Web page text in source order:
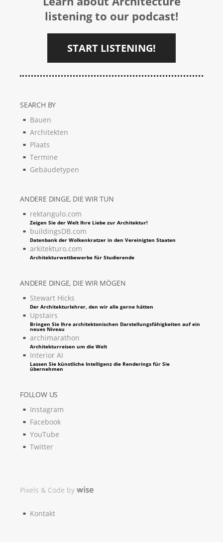
listening to our podcast!
START LISTENING!
SEARCH BY
Bauen
Architekten
Plaats
Termine
Gebäudetypen
ANDERE DINGE, DIE WIR TUN
rektangulo.com
Zeigen Sie der Welt Ihre Liebe zur Architektur!
buildingsDB.com
Datenbank der Wolkenkratzer in den Vereinigten Staaten
arkitekturo.com
Architekturwettbewerbe für Studierende
ANDERE DINGE, DIE WIR MÖGEN
Stewart Hicks
Der Architekturlehrer, den wir alle gerne hätten
Upstairs
Bringen Sie Ihre architektonischen Darstellungsfähigkeiten auf ein
neues Niveau
archimarathon
Architekturreisen um die Welt
Interior AI
Lassen Sie künstliche Intelligenz die Renderings für Sie
übernehmen
FOLLOW US
Instagram
Facebook
YouTube
Twitter
Pixels & Code by
Kontakt